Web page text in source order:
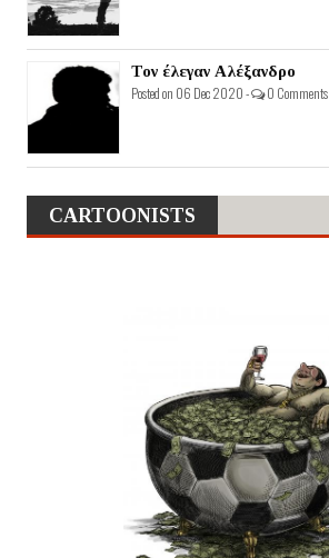
Τον έλεγαν Αλέξανδρο
Posted on 06 Dec 2020 - 0 Comments
CARTOONISTS